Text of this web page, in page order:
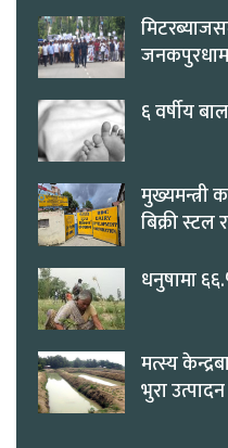
६ वर्षीय
मुख्यमन्त्री
बिक्री स्टल
धनुषामा
मत्स्य
भुरा उत्पादन